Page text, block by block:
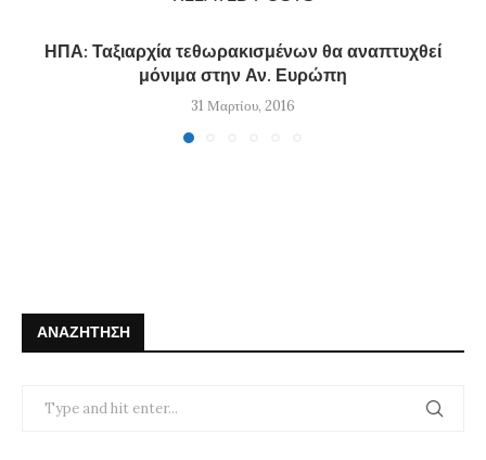
ΗΠΑ: Ταξιαρχία τεθωρακισμένων θα αναπτυχθεί
μόνιμα στην Αν. Ευρώπη
31 Μαρτίου, 2016
ΑΝΑΖΉΤΗΣΗ